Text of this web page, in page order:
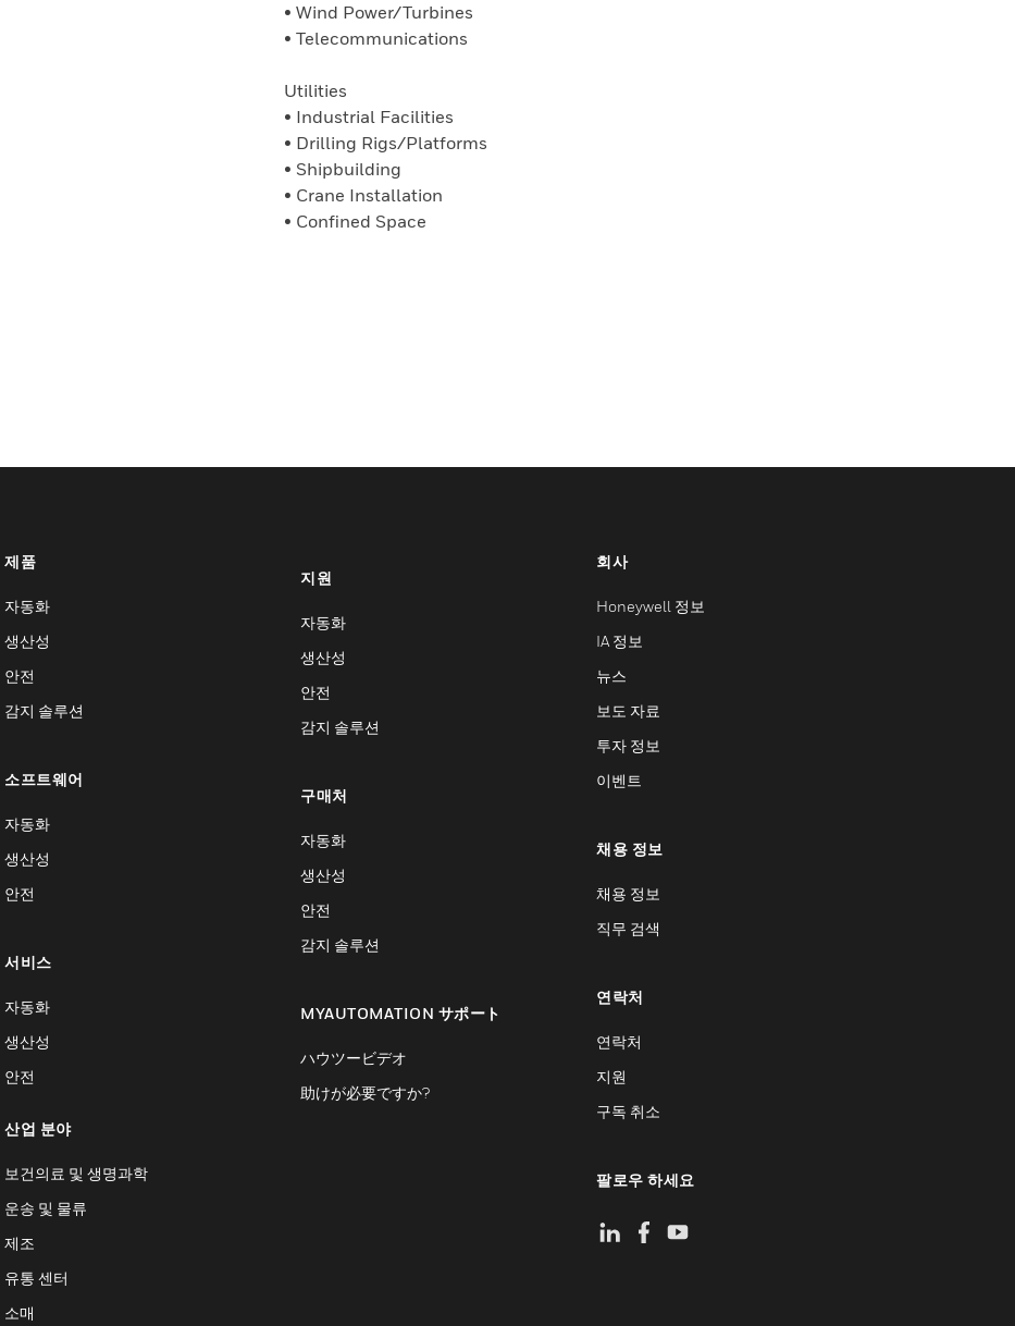
• Wind Power/Turbines
• Telecommunications
Utilities
• Industrial Facilities
• Drilling Rigs/Platforms
• Shipbuilding
• Crane Installation
• Confined Space
제품
자동화
생산성
안전
감지 솔루션
소프트웨어
자동화
생산성
안전
서비스
자동화
생산성
안전
산업 분야
보건의료 및 생명과학
운송 및 물류
제조
유통 센터
소매
지원
자동화
생산성
안전
감지 솔루션
구매처
자동화
생산성
안전
감지 솔루션
MYAUTOMATION サポート
ハウツービデオ
助けが必要ですか?
회사
Honeywell 정보
IA 정보
뉴스
보도 자료
투자 정보
이벤트
채용 정보
채용 정보
직무 검색
연락처
연락처
지원
구독 취소
팔로우 하세요